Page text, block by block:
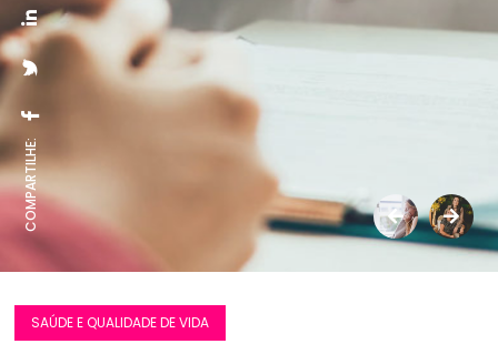
COMPARTILHE:
SAÚDE E QUALIDADE DE VIDA